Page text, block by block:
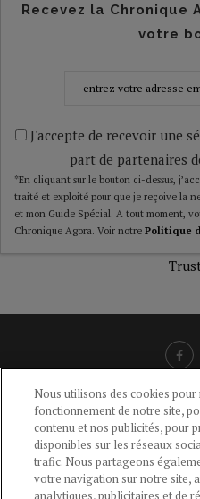
Recevez la Chronique
votre
J'accepte de recevoir une
part de partenaires
*En cliquant sur le bouton ci-dessus,
traité et exploité pour que je reçoive la
et mon Guide Spécial. A tout moment,
Chronique Agora. Voir notre Politique
LIENS
CGU-POLITIQUE DE
MENTIONS
Nous utilisons des cookies
fonctionnement de notre site,
contenu et nos publicités, pour
disponibles sur les réseaux
trafic. Nous partageons
votre navigation sur notre site,
analytiques, publicitaires et de